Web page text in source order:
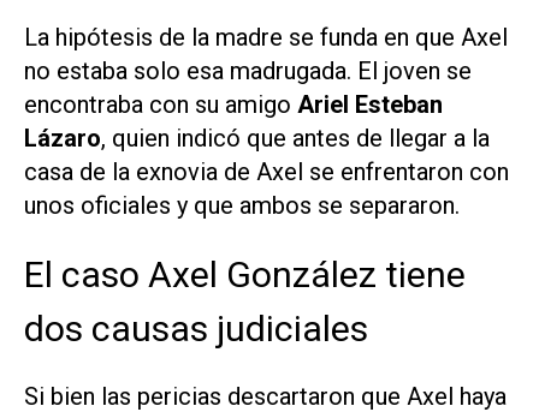
La hipótesis de la madre se funda en que Axel
no estaba solo esa madrugada. El joven se
encontraba con su amigo Ariel Esteban
Lázaro, quien indicó que antes de llegar a la
casa de la exnovia de Axel se enfrentaron con
unos oficiales y que ambos se separaron.
El caso Axel González tiene
dos causas judiciales
Si bien las pericias descartaron que Axel haya